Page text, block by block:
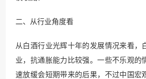
二、从行业角度看
从白酒行业光辉十年的发展情况来看，
业，抗通胀能力比较强。一些不乐观的
速放缓会短期带来的后果，不过中国宏